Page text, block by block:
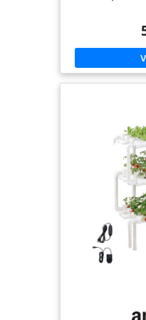
Noël, la fête des
anniversaire pour
vous soyez un
débutant, cet
vous aider à
petit jardin. 【
COMPLET】Elle
de 450 nm à
de lumière rouge,
une sortie
croissance
d'intérieur, ce
croissance d'une
que les herbes,
【MINUTERIE
Avec la fonction
automatique, le
(16H allumé, 8H
de croissance
s’éteindront
vos paramètres,
de vos plantes
pas à la maison. 【
Les lumières de
de lumière bleue